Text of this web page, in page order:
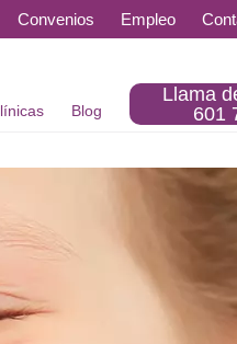
Convenios Empleo
Llama
601
Blog